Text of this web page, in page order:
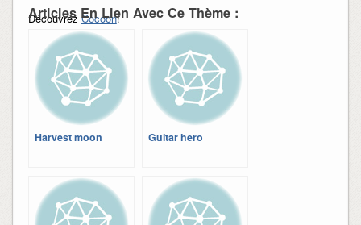
Découvrez Cocoon!
Articles En Lien Avec Ce Thème :
Harvest moon Guitar hero